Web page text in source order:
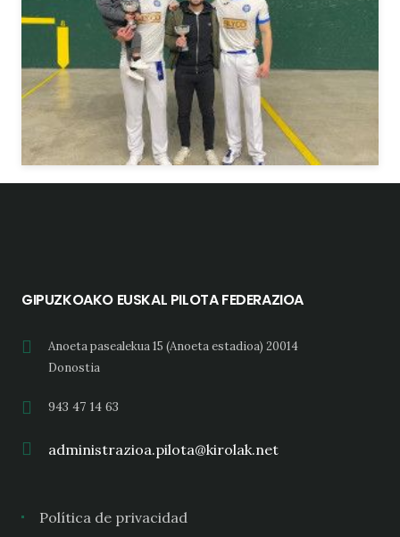
GIPUZKOAKO EUSKAL PILOTA FEDERAZIOA
Anoeta pasealekua 15 (Anoeta estadioa) 20014
Donostia
943 47 14 63
administrazioa.pilota@kirolak.net
Política de privacidad